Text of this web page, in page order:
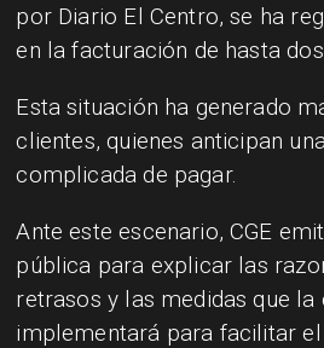
por Diario El Centro, se ha
en la facturación de hasta
Esta situación ha generado
clientes, quienes anticipan
complicada de pagar.
Ante este escenario, CGE
pública para explicar las
retrasos y las medidas que la
implementará para facilitar